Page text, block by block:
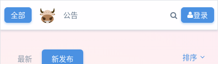
全部 公告 登录
最新 新发布 排序